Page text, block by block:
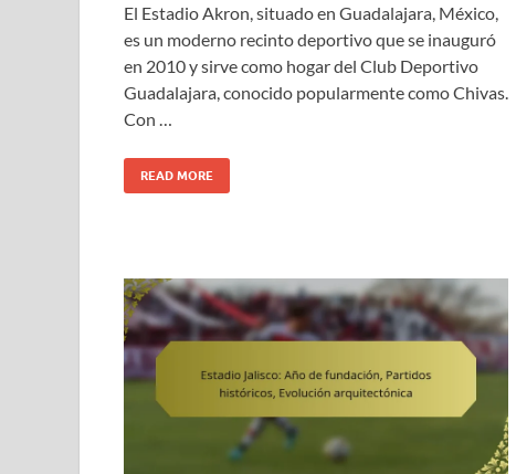
El Estadio Akron, situado en Guadalajara, México,
es un moderno recinto deportivo que se inauguró
en 2010 y sirve como hogar del Club Deportivo
Guadalajara, conocido popularmente como Chivas.
Con …
READ MORE